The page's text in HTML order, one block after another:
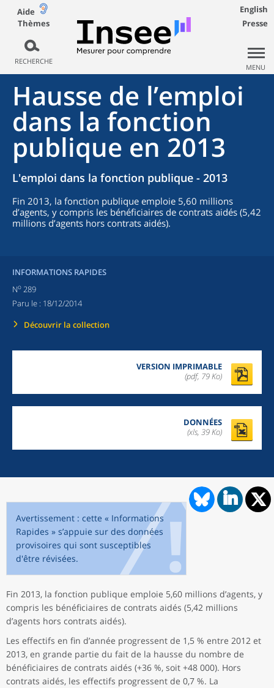
Aide
Thèmes
RECHERCHE
English
Presse
MENU
Hausse de l’emploi
dans la fonction
publique en 2013
L'emploi dans la fonction publique - 2013
Fin 2013, la fonction publique emploie 5,60 millions
d’agents, y compris les bénéficiaires de contrats aidés (5,42
millions d’agents hors contrats aidés).
INFORMATIONS RAPIDES
No 289
Paru le : 18/12/2014
Découvrir la collection
VERSION IMPRIMABLE
(pdf, 79 Ko)
DONNÉES
(xls, 39 Ko)
Avertissement : cette « Informations
Rapides » s’appuie sur des données
provisoires qui sont susceptibles
d'être révisées.
Fin 2013, la fonction publique emploie 5,60 millions d’agents, y
compris les bénéficiaires de contrats aidés (5,42 millions
d’agents hors contrats aidés).
Les effectifs en fin d’année progressent de 1,5 % entre 2012 et
2013, en grande partie du fait de la hausse du nombre de
bénéficiaires de contrats aidés (+36 %, soit +48 000). Hors
contrats aidés, les effectifs progressent de 0,7 %. La